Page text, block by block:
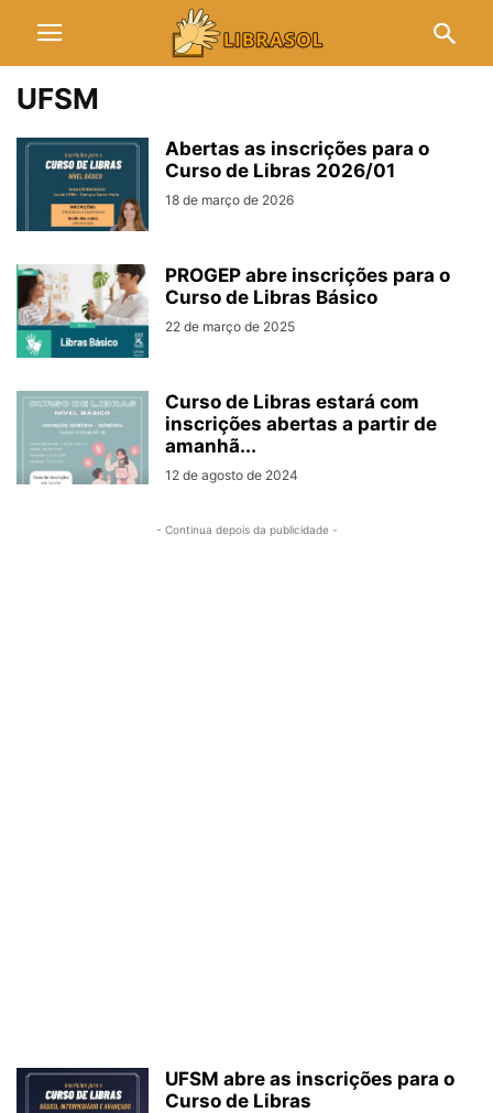
UFSM
Abertas as inscrições para o
Curso de Libras 2026/01
18 de março de 2026
PROGEP abre inscrições para o
Curso de Libras Básico
22 de março de 2025
Curso de Libras estará com
inscrições abertas a partir de
amanhã...
12 de agosto de 2024
- Continua depois da publicidade -
UFSM abre as inscrições para o
Curso de Libras